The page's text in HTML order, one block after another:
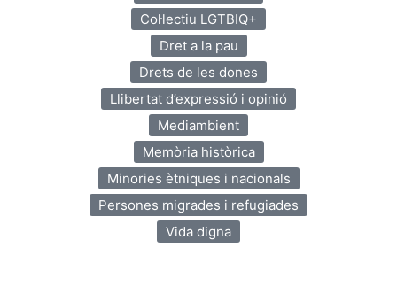
Col·lectiu LGTBIQ+
Dret a la pau
Drets de les dones
Llibertat d’expressió i opinió
Mediambient
Memòria històrica
Minories ètniques i nacionals
Persones migrades i refugiades
Vida digna